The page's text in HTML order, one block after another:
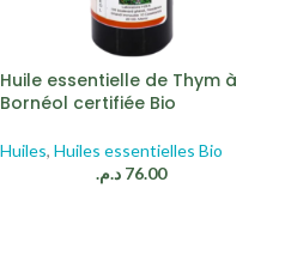
Huile essentielle de Thym à
Bornéol certifiée Bio
Huiles, Huiles essentielles Bio
76.00 د.م.